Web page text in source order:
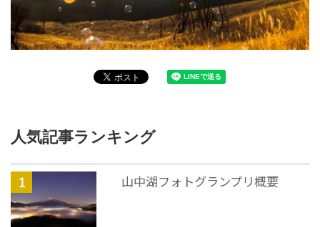
人気記事ランキング
山中湖フォトグランプリ概要